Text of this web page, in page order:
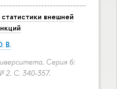
внешней
В.
Серия 6:
2. С. 340-357.